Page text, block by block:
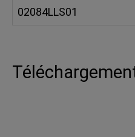
02084LLS01